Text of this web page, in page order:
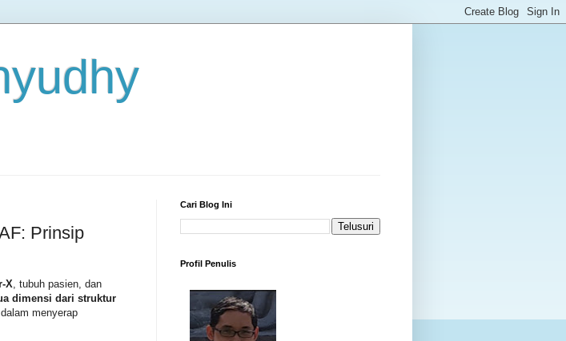
Prinsip
X, tubuh pasien, dan
dimensi dari struktur
menyerap
Cari Blog Ini
Profil Penulis